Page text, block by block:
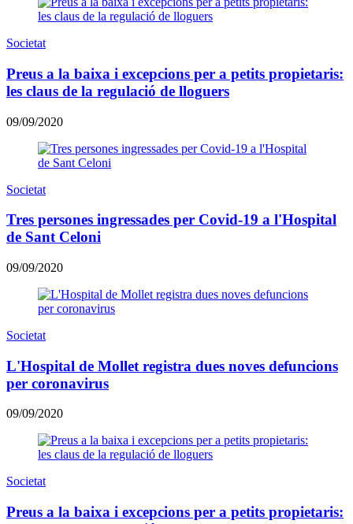
Societat
Preus a la baixa i excepcions per a petits propietaris:
les claus de la regulació de lloguers
09/09/2020
Societat
Tres persones ingressades per Covid-19 a l'Hospital
de Sant Celoni
09/09/2020
Societat
L'Hospital de Mollet registra dues noves defuncions
per coronavirus
09/09/2020
Societat
Preus a la baixa i excepcions per a petits propietaris: